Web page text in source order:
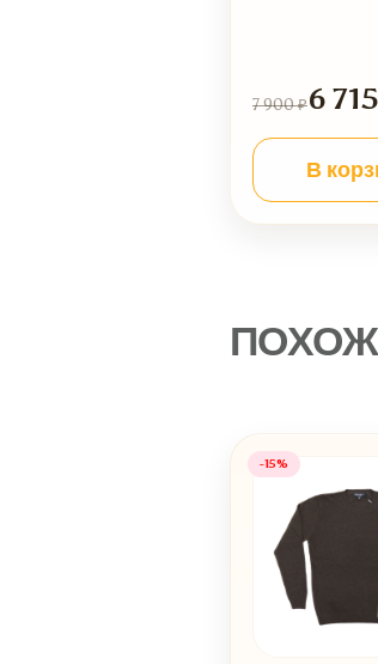
7 900 ₽6
В
-15%